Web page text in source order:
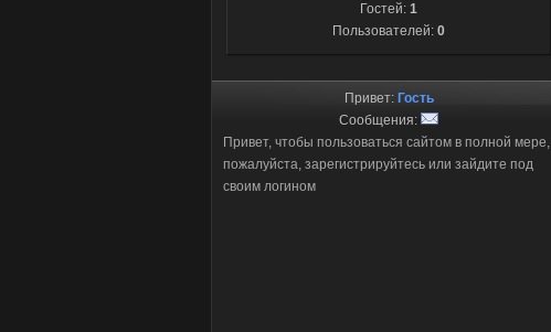
Гостей: 1
Пользователей: 0
Привет: Гость
Сообщения:
Привет, чтобы пользоваться сайтом в полной мере,
пожалуйста, зарегистрируйтесь или зайдите под
своим логином